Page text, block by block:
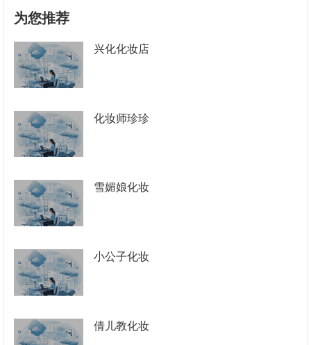
为您推荐
兴化化妆店
化妆师珍珍
雪媚娘化妆
小公子化妆
倩儿教化妆